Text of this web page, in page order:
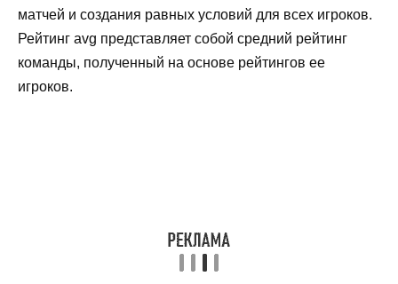
матчей и создания равных условий для всех игроков.
Рейтинг avg представляет собой средний рейтинг
команды, полученный на основе рейтингов ее
игроков.